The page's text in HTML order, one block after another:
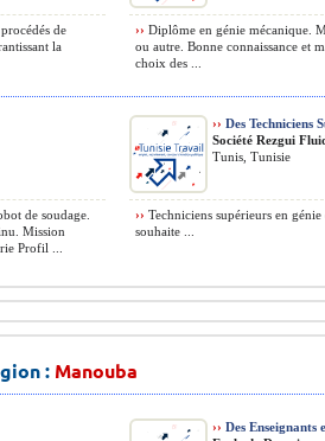
de
la
›› Diplôme en génie mécanique.
ou autre. Bonne connaissance et
choix des ...
de soudage.
Mission
Profil ...
›› Des Techniciens
Société Rezgui
Tunis, Tunisie
›› Techniciens supérieurs en
souhaite ...
: Manouba
›› Des Enseignants